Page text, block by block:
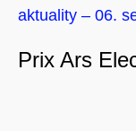
aktuality – 06.
Prix Ars